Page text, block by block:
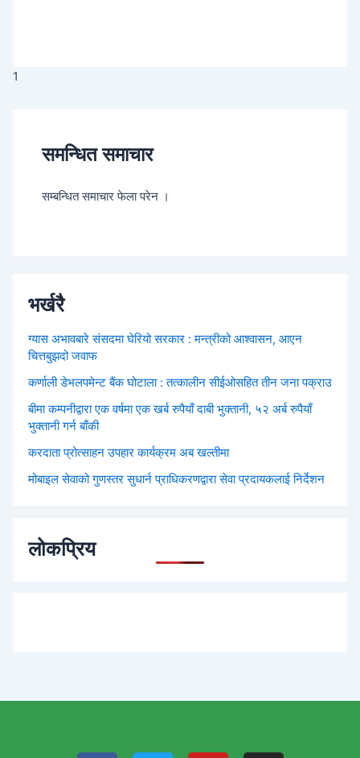
1
समन्धित समाचार
सम्बन्धित समाचार फेला परेन ।
भर्खरै
ग्यास अभावबारे संसदमा घेरियो सरकार : मन्त्रीको आश्वासन, आएन
चित्तबुझदो जवाफ
कर्णाली डेभलपमेन्ट बैंक घोटाला : तत्कालीन सीईओसहित तीन जना पक्राउ
बीमा कम्पनीद्वारा एक वर्षमा एक खर्ब रुपैयाँ दाबी भुक्तानी, ५२ अर्ब रुपैयाँ
भुक्तानी गर्न बाँकी
करदाता प्रोत्साहन उपहार कार्यक्रम अब खल्तीमा
मोबाइल सेवाको गुणस्तर सुधार्न प्राधिकरणद्वारा सेवा प्रदायकलाई निर्देशन
लोकप्रिय